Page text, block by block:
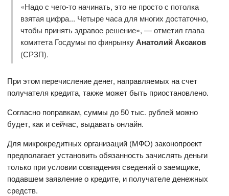
«Надо с чего-то начинать, это не просто с потолка
взятая цифра... Четыре часа для многих достаточно,
чтобы принять здравое решение», — отметил глава
комитета Госдумы по финрынкуАнатолий Аксаков
(СРЗП).
При этом перечисление денег, направляемых на счет
получателя кредита, также может быть приостановлено.
Согласно поправкам, суммы до 50 тыс. рублей можно
будет, как и сейчас, выдавать онлайн.
Для микрокредитных организаций (МФО) законопроект
предполагает установить обязанность зачислять деньги
только при условии совпадения сведений о заемщике,
подавшем заявление о кредите, и получателе денежных
средств.